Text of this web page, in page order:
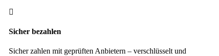

Sicher bezahlen
Sicher zahlen mit geprüften Anbietern – verschlüsselt und